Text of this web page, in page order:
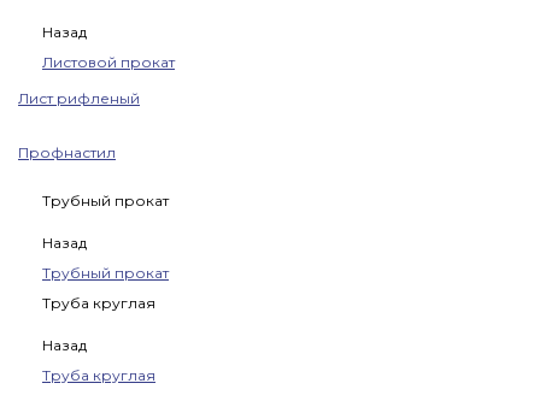
Назад
Листовой прокат
Лист рифленый
Профнастил
Трубный прокат
Назад
Трубный прокат
Труба круглая
Назад
Труба круглая